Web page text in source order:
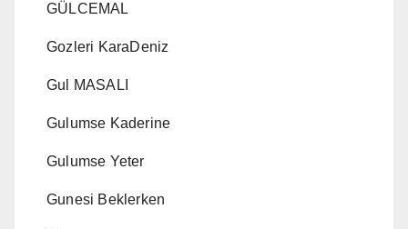
GÜLCEMAL
Gozleri KaraDeniz
Gul MASALI
Gulumse Kaderine
Gulumse Yeter
Gunesi Beklerken